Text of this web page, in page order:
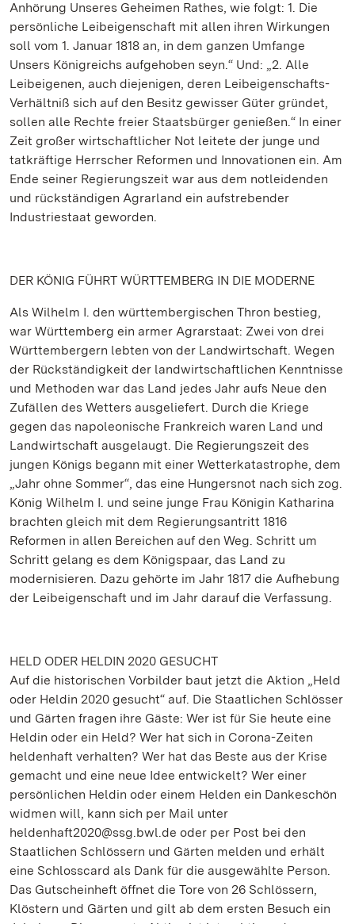
Anhörung Unseres Geheimen Rathes, wie folgt: 1. Die
persönliche Leibeigenschaft mit allen ihren Wirkungen
soll vom 1. Januar 1818 an, in dem ganzen Umfange
Unsers Königreichs aufgehoben seyn.“ Und: „2. Alle
Leibeigenen, auch diejenigen, deren Leibeigenschafts-
Verhältniß sich auf den Besitz gewisser Güter gründet,
sollen alle Rechte freier Staatsbürger genießen.“ In einer
Zeit großer wirtschaftlicher Not leitete der junge und
tatkräftige Herrscher Reformen und Innovationen ein. Am
Ende seiner Regierungszeit war aus dem notleidenden
und rückständigen Agrarland ein aufstrebender
Industriestaat geworden.
DER KÖNIG FÜHRT WÜRTTEMBERG IN DIE MODERNE
Als Wilhelm I. den württembergischen Thron bestieg,
war Württemberg ein armer Agrarstaat: Zwei von drei
Württembergern lebten von der Landwirtschaft. Wegen
der Rückständigkeit der landwirtschaftlichen Kenntnisse
und Methoden war das Land jedes Jahr aufs Neue den
Zufällen des Wetters ausgeliefert. Durch die Kriege
gegen das napoleonische Frankreich waren Land und
Landwirtschaft ausgelaugt. Die Regierungszeit des
jungen Königs begann mit einer Wetterkatastrophe, dem
„Jahr ohne Sommer“, das eine Hungersnot nach sich zog.
König Wilhelm I. und seine junge Frau Königin Katharina
brachten gleich mit dem Regierungsantritt 1816
Reformen in allen Bereichen auf den Weg. Schritt um
Schritt gelang es dem Königspaar, das Land zu
modernisieren. Dazu gehörte im Jahr 1817 die Aufhebung
der Leibeigenschaft und im Jahr darauf die Verfassung.
HELD ODER HELDIN 2020 GESUCHT
Auf die historischen Vorbilder baut jetzt die Aktion „Held
oder Heldin 2020 gesucht“ auf. Die Staatlichen Schlösser
und Gärten fragen ihre Gäste: Wer ist für Sie heute eine
Heldin oder ein Held? Wer hat sich in Corona-Zeiten
heldenhaft verhalten? Wer hat das Beste aus der Krise
gemacht und eine neue Idee entwickelt? Wer einer
persönlichen Heldin oder einem Helden ein Dankeschön
widmen will, kann sich per Mail unter
heldenhaft2020@ssg.bwl.de oder per Post bei den
Staatlichen Schlössern und Gärten melden und erhält
eine Schlosscard als Dank für die ausgewählte Person.
Das Gutscheinheft öffnet die Tore von 26 Schlössern,
Klöstern und Gärten und gilt ab dem ersten Besuch ein